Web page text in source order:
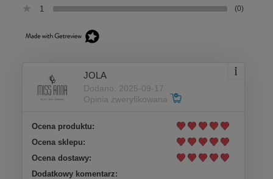
1 (0)
JOLA
Dodano: 2025-09-17
Opinia zweryfikowana
Ocena produktu:
Ocena sklepu:
Ocena dostawy:
Dodatkowy komentarz: